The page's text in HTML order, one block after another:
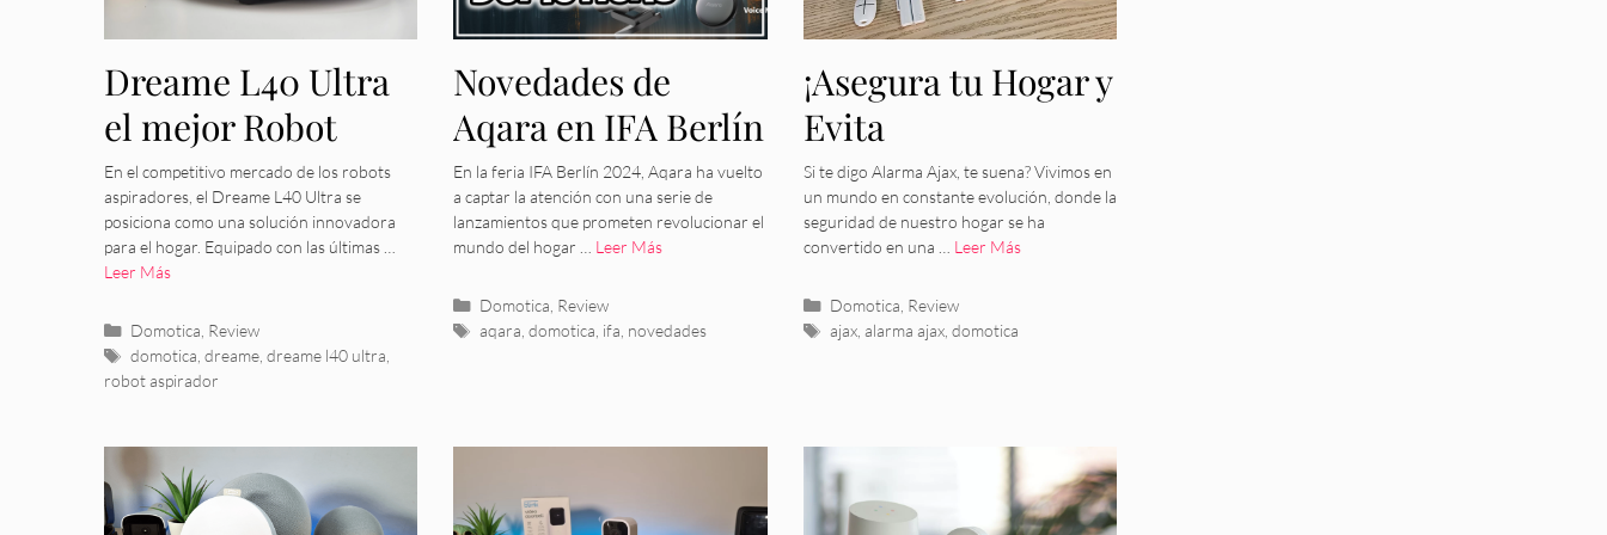
Dreame L40 Ultra
el mejor Robot
aspirador
En el competitivo mercado de los robots
aspiradores, el Dreame L40 Ultra se
posiciona como una solución innovadora
para el hogar. Equipado con las últimas …
Leer Más
Categorías
Domotica, Review
Etiquetas
domotica, dreame, dreame l40 ultra,
robot aspirador
Novedades de
Aqara en IFA Berlín
2024: Revolución
en el Hogar
Inteligente
En la feria IFA Berlín 2024, Aqara ha vuelto
a captar la atención con una serie de
lanzamientos que prometen revolucionar el
mundo del hogar … Leer Más
Categorías
Domotica, Review
Etiquetas
aqara,domotica, ifa, novedades
¡Asegura tu Hogar y
Evita
Preocupaciones!
Alarma de
Seguridad Ajax
Si te digo Alarma Ajax, te suena? Vivimos en
un mundo en constante evolución, donde la
seguridad de nuestro hogar se ha
convertido en una … Leer Más
Categorías
Domotica, Review
Etiquetas
ajax, alarma ajax, domotica